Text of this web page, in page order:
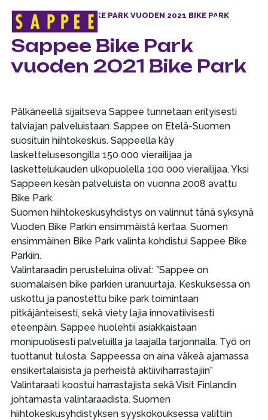
Päävalikko
ETUSIVU > SAPPEE BIKE PARK VUODEN 2021 BIKE PARK
Sappee Bike Park
vuoden 2021 Bike Park
Pälkäneellä sijaitseva Sappee tunnetaan erityisesti
talviajan palveluistaan. Sappee on Etelä-Suomen
suosituin hiihtokeskus. Sappeella käy
laskettelusesongilla 150 000 vierailijaa ja
laskettelukauden ulkopuolella 100 000 vierailijaa. Yksi
Sappeen kesän palveluista on vuonna 2008 avattu
Bike Park.
Suomen hiihtokeskusyhdistys on valinnut tänä syksynä
Vuoden Bike Parkin ensimmäistä kertaa. Suomen
ensimmäinen Bike Park valinta kohdistui Sappee Bike
Parkiin.
Valintaraadin perusteluina olivat: ”Sappee on
suomalaisen bike parkien uranuurtaja. Keskuksessa on
uskottu ja panostettu bike park toimintaan
pitkäjänteisesti, sekä viety lajia innovatiivisesti
eteenpäin. Sappee huolehtii asiakkaistaan
monipuolisesti palveluilla ja laajalla tarjonnalla. Työ on
tuottanut tulosta. Sappeessa on aina väkeä ajamassa
ensikertalaisista ja perheistä aktiiviharrastajiin”
Valintaraati koostui harrastajista sekä Visit Finlandin
johtamasta valintaraadista. Suomen
hiihtokeskusyhdistyksen syyskokouksessa valittiin